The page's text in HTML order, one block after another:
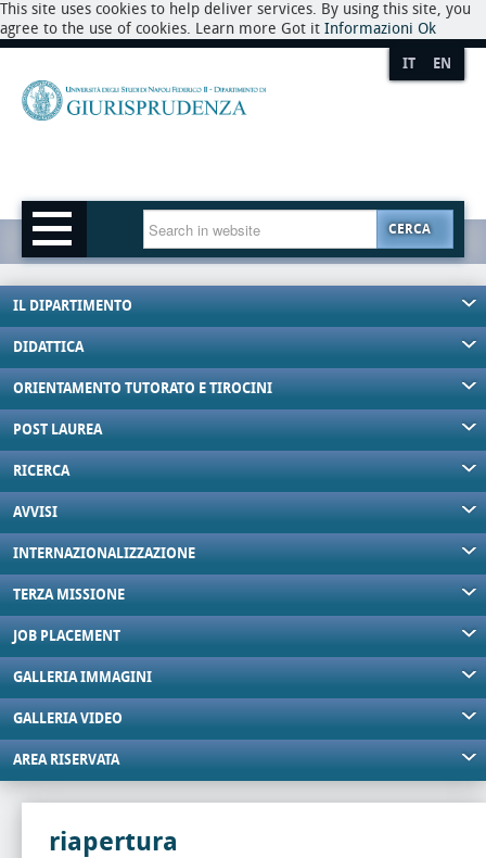
This site uses cookies to help deliver services. By using this site, you
agree to the use of cookies. Learn more Got it Informazioni Ok
IT EN
CERCA
IL DIPARTIMENTO
DIDATTICA
ORIENTAMENTO TUTORATO E TIROCINI
POST LAUREA
RICERCA
AVVISI
INTERNAZIONALIZZAZIONE
TERZA MISSIONE
JOB PLACEMENT
GALLERIA IMMAGINI
GALLERIA VIDEO
AREA RISERVATA
riapertura